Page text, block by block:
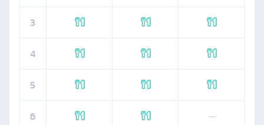
3
4
5
6 —